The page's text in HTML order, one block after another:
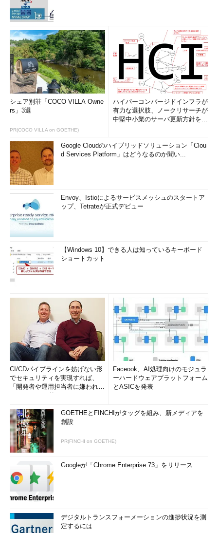
シェア別荘「COCO VILLA Owne
rs」3選
PR(COCO VILLA on GOETHE)
ハイパーコンバージドインフラが
有力な選択肢、ノークリサーチが
中堅中小業のサーバ更新方針を調
Google Cloudのハイブリッドソリューション「Clou
d Services Platform」はどうなるのか聞い...
Envoy、Istioによるサービスメッシュのスタートア
ップ、Tetrateが正式デビュー
【Windows 10】できる人は知っているキーボード
ショートカット
CI/CDパイプラインを妨げない形
でセキュリティを実現すれば、
「開発者や運用担当者に嫌われな
Faceook、AI処理向けのモジュラ
ーハードウェアプラットフォーム
とASICを発表
GOETHEとFINCHIがタッグを組み、新メディアを
創設
PR(FINCHI on GOETHE)
Googleが「Chrome Enterprise 73」をリリース
デジタルトランスフォーメーションの進捗状況を測
定するには